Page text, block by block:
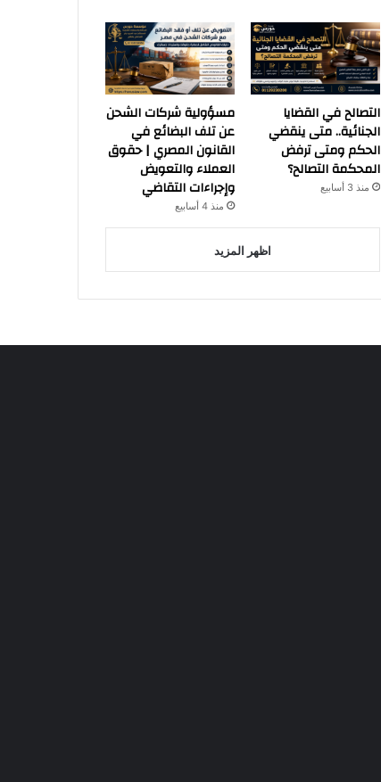
التصالح في القضايا
الجنائية.. متى ينقضي
الحكم ومتى ترفض
المحكمة التصالح؟
منذ 3 أسابيع
مسؤولية شركات الشحن
عن تلف البضائع في
القانون المصري | حقوق
العملاء والتعويض
وإجراءات التقاضي
منذ 4 أسابيع
اظهر المزيد